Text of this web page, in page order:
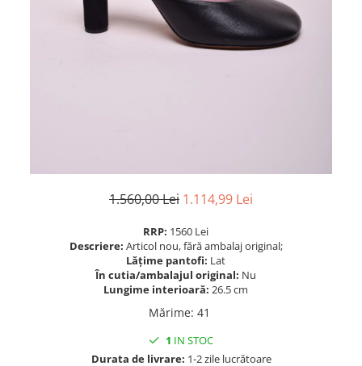
1.560,00 Lei 1.114,99 Lei
RRP: 1560 Lei
Descriere: Articol nou, fără ambalaj original;
Lățime pantofi: Lat
În cutia/ambalajul original: Nu
Lungime interioară: 26.5 cm
Mărime: 41
1 IN STOC
Durata de livrare: 1-2 zile lucrătoare